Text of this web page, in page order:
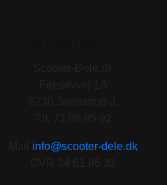
info@scooter-dele.dk